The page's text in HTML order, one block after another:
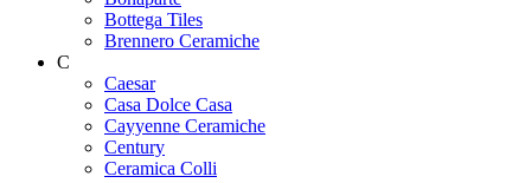
Bottega Tiles
Brennero Ceramiche
C
Caesar
Casa Dolce Casa
Cayyenne Ceramiche
Century
Ceramica Colli